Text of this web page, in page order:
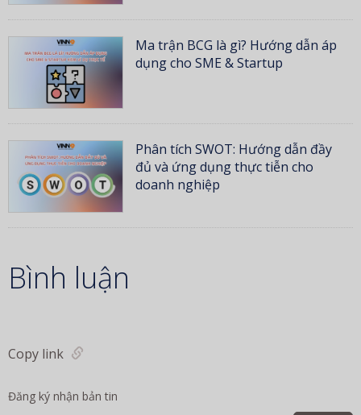
Ma trận BCG là gì? Hướng dẫn áp
dụng cho SME & Startup
Phân tích SWOT: Hướng dẫn đầy
đủ và ứng dụng thực tiễn cho
doanh nghiệp
Bình luận
Copy link
Đăng ký nhận bản tin